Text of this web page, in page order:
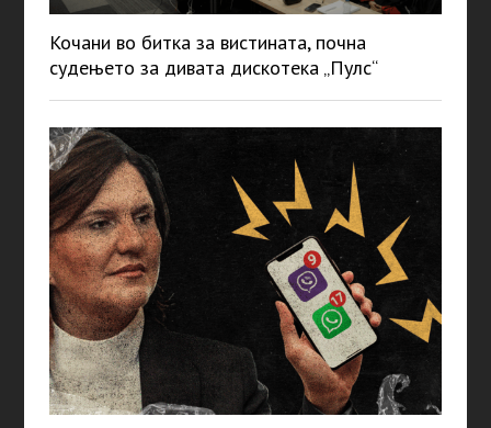
Кочани во битка за вистината, почна
судењето за дивата дискотека „Пулс“